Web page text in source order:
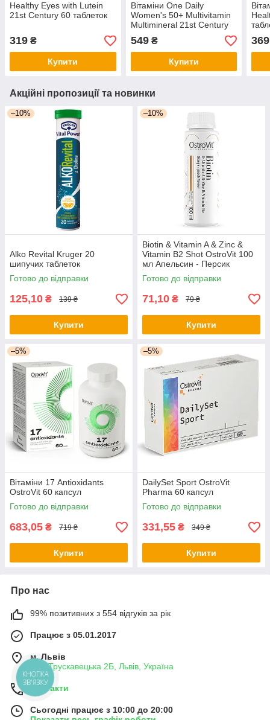
Healthy Eyes with Lutein
21st Century 60 таблеток
319 ₴
Купити
Вітаміни One Daily
Women's 50+ Multivitamin
Multimineral 21st Century
100 таблеток
549₴
Купити
369
Акційні пропозиції та новинки
–10%
Alko Revital Kruger 20
шипучих таблеток
Готово до відправки
125,10 ₴ 139 ₴
Купити
–10%
Biotin & Vitamin A & Zinc &
Vitamin B2 Shot OstroVit 100
мл Апельсин - Персик
Готово до відправки
71,10 ₴ 79 ₴
Купити
–5%
Вітаміни 17 Antioxidants
OstroVit 60 капсул
Готово до відправки
683,05 ₴ 719 ₴
Купити
–5%
DailySet Sport OstroVit
Pharma 60 капсул
Готово до відправки
331,55 ₴ 349 ₴
Купити
Про нас
99% позитивних з 554 відгуків за рік
Працює з 05.01.2017
м. Львів
вул. Трускавецька 2Б, Львів, Україна
Контакти
Сьогодні працює з 10:00 до 20:00
КНОПКА
ЗВ'ЯЗКУ